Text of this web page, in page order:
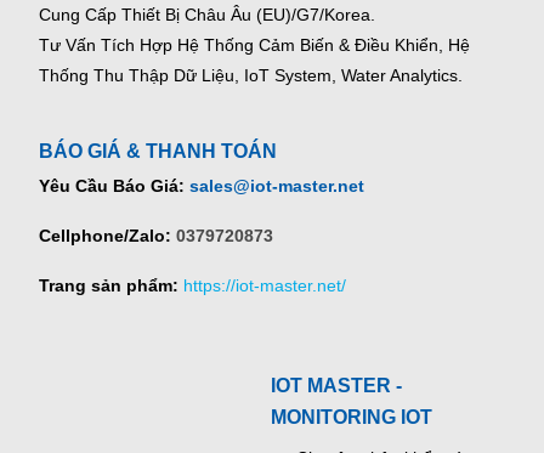
Cung Cấp Thiết Bị Châu Âu (EU)/G7/Korea.
Tư Vấn Tích Hợp Hệ Thống Cảm Biến & Điều Khiển, Hệ
Thống Thu Thập Dữ Liệu, IoT System, Water Analytics.
BÁO GIÁ & THANH TOÁN
Yêu Cầu Báo Giá: sales@iot-master.net
Cellphone/Zalo: 0379720873
Trang sản phẩm: https://iot-master.net/
IOT MASTER -
MONITORING IOT